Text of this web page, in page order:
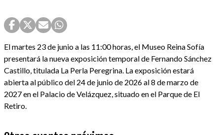
El martes 23 de junio a las 11:00 horas, el Museo Reina Sofía
presentará la nueva exposición temporal de Fernando Sánchez
Castillo, titulada La Perla Peregrina. La exposición estará
abierta al público del 24 de junio de 2026 al 8 de marzo de
2027 en el Palacio de Velázquez, situado en el Parque de El
Retiro.